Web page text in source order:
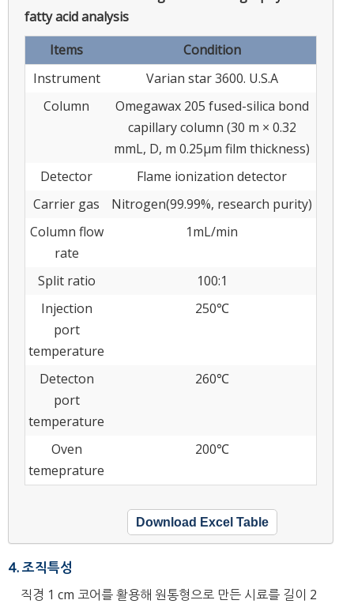
fatty acid analysis
Items
Condition
Instrument
Varian star 3600. U.S.A
Column
Omegawax 205 fused-silica bond
capillary column (30 m × 0.32
mmL, D, m 0.25μm film thickness)
Detector
Flame ionization detector
Carrier gas
Nitrogen(99.99%, research purity)
Column flow
rate
1mL/min
Split ratio
100:1
Injection
port
temperature
250℃
Detecton
port
temperature
260℃
Oven
temeprature
200℃
Download Excel Table
4. 조직특성
직경 1 cm 코어를 활용해 원통형으로 만든 시료를 길이 2